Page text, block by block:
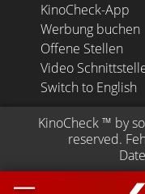
KinoCheck-App
Werbung buchen
Offene Stellen
Video
Switch to English
KinoCheck ™ by
reserved.